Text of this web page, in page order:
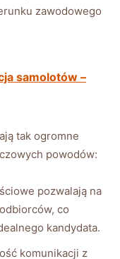
zawodowego
samolotów –
tak ogromne
powodów:
pozwalają na
co
kandydata.
komunikacji z